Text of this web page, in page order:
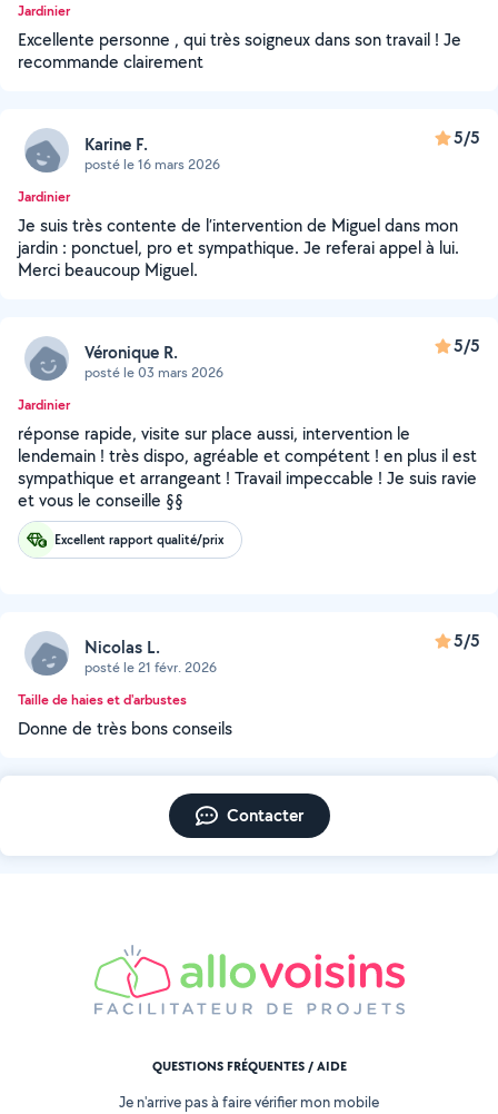
Jardinier
Excellente personne , qui très soigneux dans son travail ! Je
recommande clairement
Karine F.
posté le 16 mars 2026
5/5
Jardinier
Je suis très contente de l’intervention de Miguel dans mon
jardin : ponctuel, pro et sympathique. Je referai appel à lui.
Merci beaucoup Miguel.
Véronique R.
posté le 03 mars 2026
5/5
Jardinier
réponse rapide, visite sur place aussi, intervention le
lendemain ! très dispo, agréable et compétent ! en plus il est
sympathique et arrangeant ! Travail impeccable ! Je suis ravie
et vous le conseille §§
Excellent rapport qualité/prix
Nicolas L.
posté le 21 févr. 2026
5/5
Taille de haies et d'arbustes
Donne de très bons conseils
Contacter
QUESTIONS FRÉQUENTES / AIDE
Je n'arrive pas à faire vérifier mon mobile